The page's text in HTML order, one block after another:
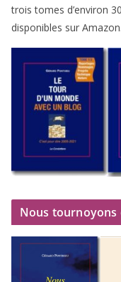
trois tomes d’environ
dis­po­nibles sur
Nous tournoyons